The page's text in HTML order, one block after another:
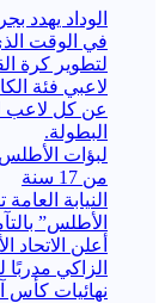
الوداد يهدد
في الوقت
لتطوير كرة
عن كل لاعب
البطولة.
لبؤات
من 17 سنة
النيابة
الأطلس”
أعلن الاتحاد
الزاكي
نهائيات كأس